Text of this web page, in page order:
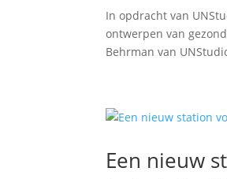
In opdracht van
ontwerpen van
Behrman van
Een nieuw